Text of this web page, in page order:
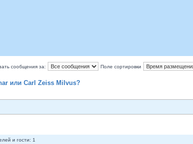
сообщения за: Поле сортировки
или Carl Zeiss Milvus?
и гости: 1